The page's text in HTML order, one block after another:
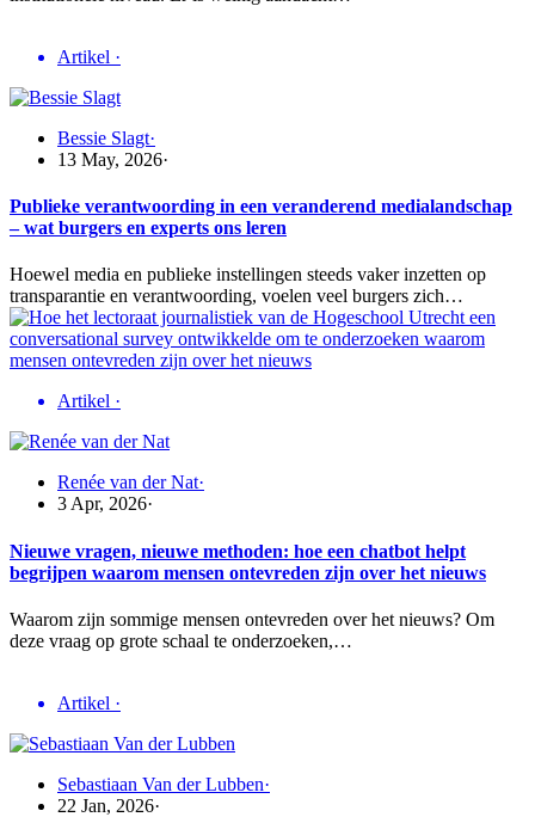
Artikel ·
Bessie Slagt·
13 May, 2026·
Publieke verantwoording in een veranderend medialandschap
– wat burgers en experts ons leren
Hoewel media en publieke instellingen steeds vaker inzetten op
transparantie en verantwoording, voelen veel burgers zich…
Artikel ·
Renée van der Nat·
3 Apr, 2026·
Nieuwe vragen, nieuwe methoden: hoe een chatbot helpt
begrijpen waarom mensen ontevreden zijn over het nieuws
Waarom zijn sommige mensen ontevreden over het nieuws? Om
deze vraag op grote schaal te onderzoeken,…
Artikel ·
Sebastiaan Van der Lubben·
22 Jan, 2026·